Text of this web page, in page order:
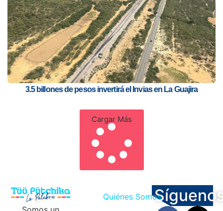
3.5 billones de pesos invertirá el Invias en La Guajira
Cargar Más
Quiénes Somos